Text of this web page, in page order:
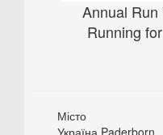
Annual Run
Running
Місто
Україна Paderborn